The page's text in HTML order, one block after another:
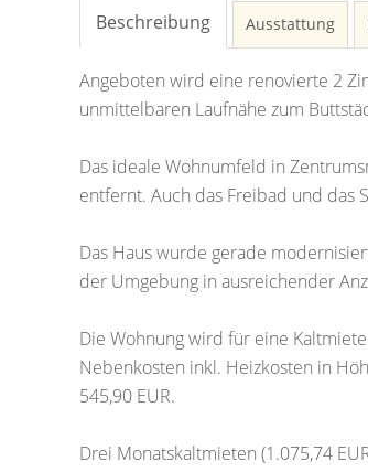
Beschreibung Ausstattung
Angeboten wird eine renovierte 2
unmittelbaren Laufnähe zum
Das ideale Wohnumfeld in
entfernt. Auch das Freibad und das
Das Haus wurde gerade
der Umgebung in ausreichender
Die Wohnung wird für eine
Nebenkosten inkl. Heizkosten in
545,90 EUR.
Drei Monatskaltmieten (1.075,74